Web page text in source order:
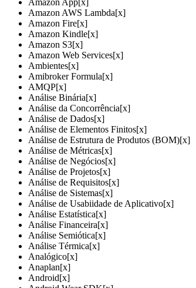
Amazon AWS Lambda[x]
Amazon Fire[x]
Amazon Kindle[x]
Amazon S3[x]
Amazon Web Services[x]
Ambientes[x]
Amibroker Formula[x]
AMQP[x]
Análise Binária[x]
Análise da Concorrência[x]
Análise de Dados[x]
Análise de Elementos Finitos[x]
Análise de Estrutura de Produtos (BOM)[x]
Análise de Métricas[x]
Análise de Negócios[x]
Análise de Projetos[x]
Análise de Requisitos[x]
Análise de Sistemas[x]
Análise de Usabiidade de Aplicativo[x]
Análise Estatística[x]
Análise Financeira[x]
Análise Semiótica[x]
Análise Térmica[x]
Analógico[x]
Anaplan[x]
Android[x]